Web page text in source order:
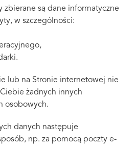
zbierane są dane informatyczne
w szczególności:
lub na Stronie internetowej nie
żadnych innych
osobowych.
danych następuje
np. za pomocą poczty e-